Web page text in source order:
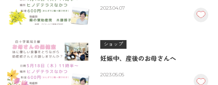
2023.04.07
ショップ
妊娠中、産後のお母さんへ
2023.05.05